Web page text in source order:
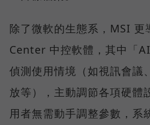
除了微軟的生態系，MSI
Center 中控軟體，其中「
偵測使用情境（如視訊會議
放等），主動調節各項硬體
用者無需動手調整參數，系